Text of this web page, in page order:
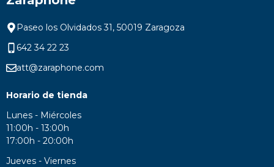
Paseo los Olvidados 31, 50019 Zaragoza
642 34 22 23
att@zaraphone.com
Horario de tienda
Lunes - Miércoles
11:00h - 13:00h
17:00h - 20:00h
Jueves - Viernes